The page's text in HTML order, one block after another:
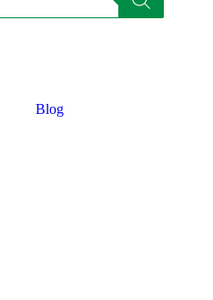
Blog